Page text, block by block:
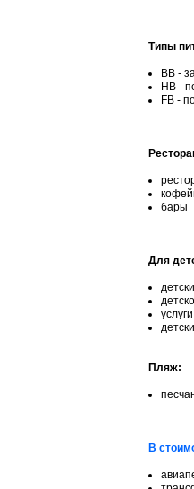
Типы
BB -
HB -
FB -
бары
Для
Пляж:
В